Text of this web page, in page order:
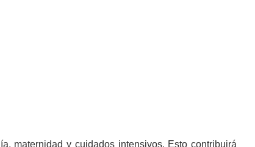
maternidad y cuidados intensivos. Esto contribuirá